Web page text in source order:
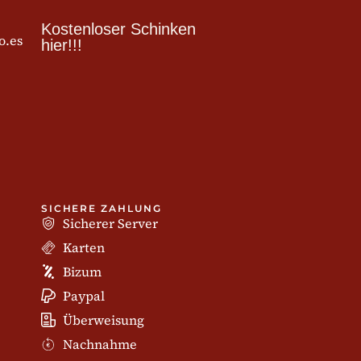
Kostenloser Schinken
hier!!!
SICHERE ZAHLUNG
Sicherer Server
Karten
Bizum
Paypal
Überweisung
Nachnahme